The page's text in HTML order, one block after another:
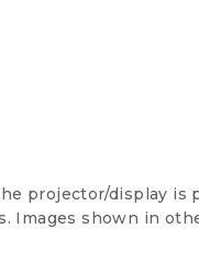
projector/display is
Images shown in